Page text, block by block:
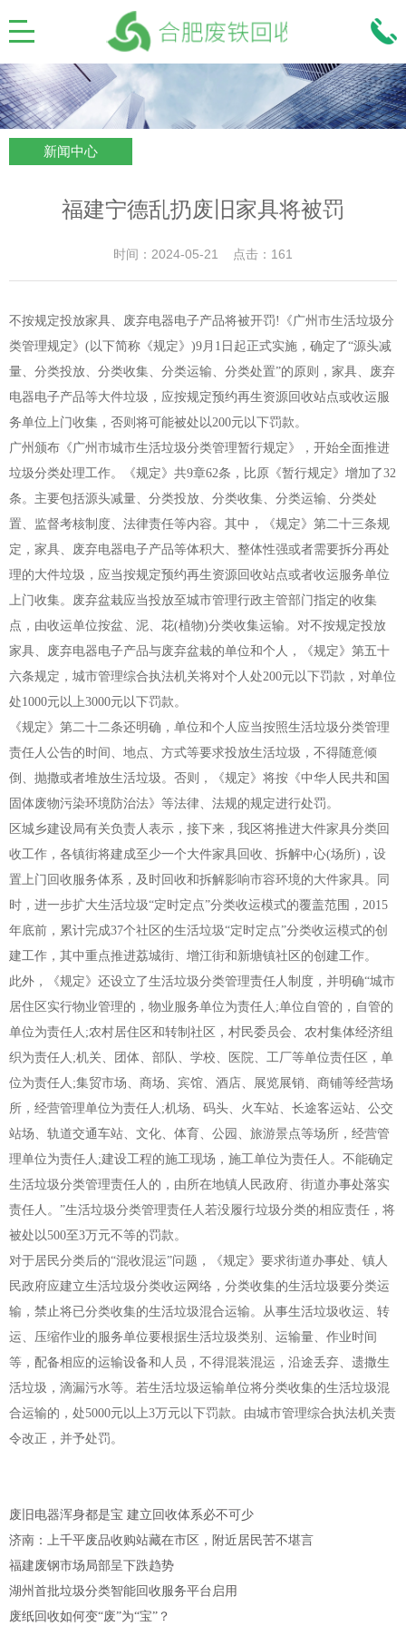
新闻中心
福建宁德乱扔废旧家具将被罚
时间：2024-05-21 点击：161
不按规定投放家具、废弃电器电子产品将被开罚!《广州市生活垃圾分
类管理规定》(以下简称《规定》)9月1日起正式实施，确定了“源头减
量、分类投放、分类收集、分类运输、分类处置”的原则，家具、废弃
电器电子产品等大件垃圾，应按规定预约再生资源回收站点或收运服
务单位上门收集，否则将可能被处以200元以下罚款。
广州颁布《广州市城市生活垃圾分类管理暂行规定》，开始全面推进
垃圾分类处理工作。《规定》共9章62条，比原《暂行规定》增加了32
条。主要包括源头减量、分类投放、分类收集、分类运输、分类处
置、监督考核制度、法律责任等内容。其中，《规定》第二十三条规
定，家具、废弃电器电子产品等体积大、整体性强或者需要拆分再处
理的大件垃圾，应当按规定预约再生资源回收站点或者收运服务单位
上门收集。废弃盆栽应当投放至城市管理行政主管部门指定的收集
点，由收运单位按盆、泥、花(植物)分类收集运输。对不按规定投放
家具、废弃电器电子产品与废弃盆栽的单位和个人，《规定》第五十
六条规定，城市管理综合执法机关将对个人处200元以下罚款，对单位
处1000元以上3000元以下罚款。
《规定》第二十二条还明确，单位和个人应当按照生活垃圾分类管理
责任人公告的时间、地点、方式等要求投放生活垃圾，不得随意倾
倒、抛撒或者堆放生活垃圾。否则，《规定》将按《中华人民共和国
固体废物污染环境防治法》等法律、法规的规定进行处罚。
区城乡建设局有关负责人表示，接下来，我区将推进大件家具分类回
收工作，各镇街将建成至少一个大件家具回收、拆解中心(场所)，设
置上门回收服务体系，及时回收和拆解影响市容环境的大件家具。同
时，进一步扩大生活垃圾“定时定点”分类收运模式的覆盖范围，2015
年底前，累计完成37个社区的生活垃圾“定时定点”分类收运模式的创
建工作，其中重点推进荔城街、增江街和新塘镇社区的创建工作。
此外，《规定》还设立了生活垃圾分类管理责任人制度，并明确“城市
居住区实行物业管理的，物业服务单位为责任人;单位自管的，自管的
单位为责任人;农村居住区和转制社区，村民委员会、农村集体经济组
织为责任人;机关、团体、部队、学校、医院、工厂等单位责任区，单
位为责任人;集贸市场、商场、宾馆、酒店、展览展销、商铺等经营场
所，经营管理单位为责任人;机场、码头、火车站、长途客运站、公交
站场、轨道交通车站、文化、体育、公园、旅游景点等场所，经营管
理单位为责任人;建设工程的施工现场，施工单位为责任人。不能确定
生活垃圾分类管理责任人的，由所在地镇人民政府、街道办事处落实
责任人。”生活垃圾分类管理责任人若没履行垃圾分类的相应责任，将
被处以500至3万元不等的罚款。
对于居民分类后的“混收混运”问题，《规定》要求街道办事处、镇人
民政府应建立生活垃圾分类收运网络，分类收集的生活垃圾要分类运
输，禁止将已分类收集的生活垃圾混合运输。从事生活垃圾收运、转
运、压缩作业的服务单位要根据生活垃圾类别、运输量、作业时间
等，配备相应的运输设备和人员，不得混装混运，沿途丢弃、遗撒生
活垃圾，滴漏污水等。若生活垃圾运输单位将分类收集的生活垃圾混
合运输的，处5000元以上3万元以下罚款。由城市管理综合执法机关责
令改正，并予处罚。
废旧电器浑身都是宝 建立回收体系必不可少
济南：上千平废品收购站藏在市区，附近居民苦不堪言
福建废钢市场局部呈下跌趋势
湖州首批垃圾分类智能回收服务平台启用
废纸回收如何变“废”为“宝”？